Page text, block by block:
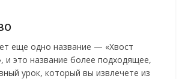
еще одно название — «Хвост
и это название более подходящее,
урок, который вы извлечете из